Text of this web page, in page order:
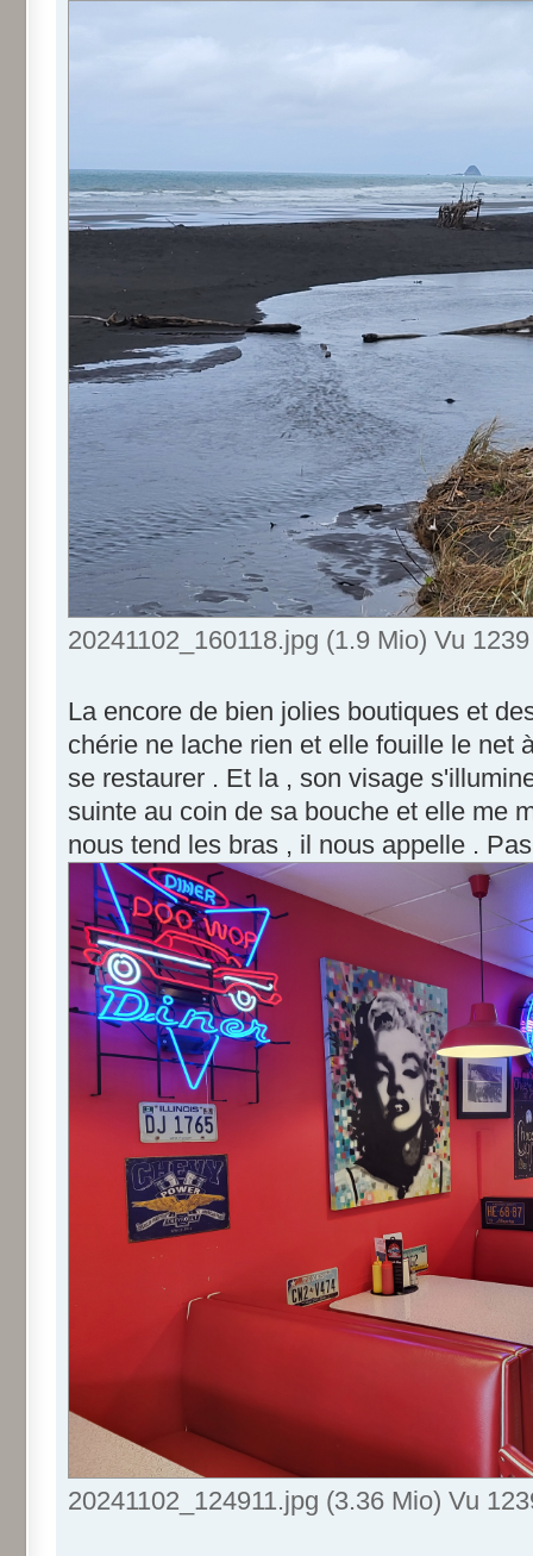
20241102_160118.jpg (1.9 Mio) Vu
La encore de bien jolies boutiques et
chérie ne lache rien et elle fouille le net
se restaurer . Et la , son visage
suinte au coin de sa bouche et elle me
nous tend les bras , il nous appelle .
20241102_124911.jpg (3.36 Mio) Vu